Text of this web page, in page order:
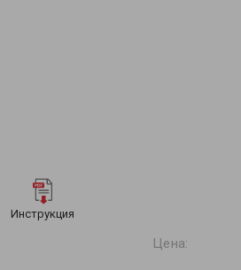
Инструкция
Цена: